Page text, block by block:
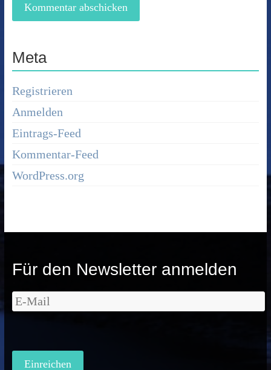
Meta
Registrieren
Anmelden
Eintrags-Feed
Kommentar-Feed
WordPress.org
Für den Newsletter anmelden